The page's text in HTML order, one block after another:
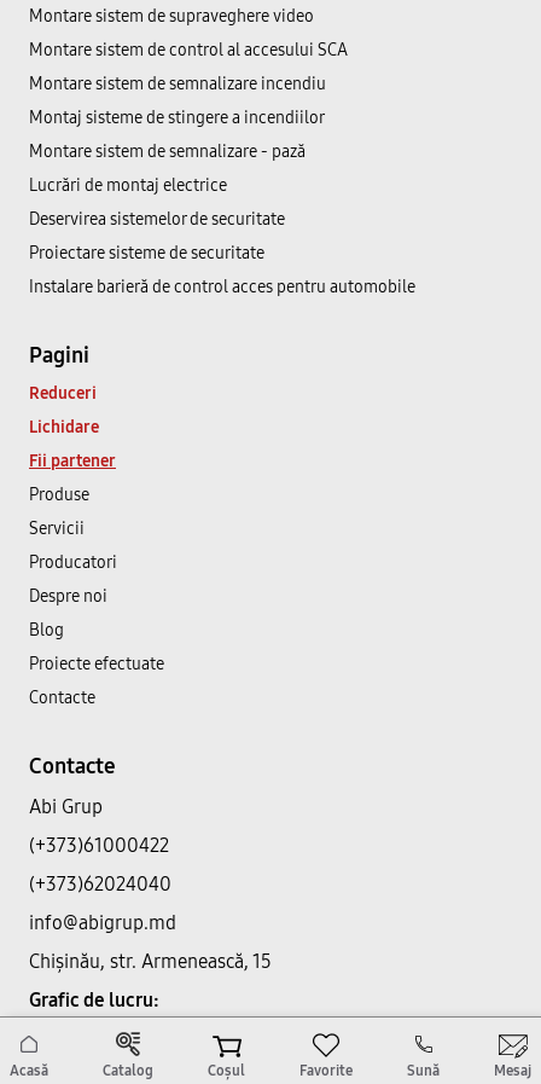
Montare sistem de supraveghere video
Montare sistem de control al accesului SCA
Montare sistem de semnalizare incendiu
Montaj sisteme de stingere a incendiilor
Montare sistem de semnalizare - pază
Lucrări de montaj electrice
Deservirea sistemelor de securitate
Proiectare sisteme de securitate
Instalare barieră de control acces pentru automobile
Pagini
Reduceri
Lichidare
Fii partener
Produse
Servicii
Producatori
Despre noi
Blog
Proiecte efectuate
Contacte
Contacte
Abi Grup
(+373)61000422
(+373)62024040
info@abigrup.md
Chișinău, str. Armenească, 15
Grafic de lucru:
Lu-Vi: 09:00 - 17:30
Acasă Catalog Coșul Favorite Sună Mesaj